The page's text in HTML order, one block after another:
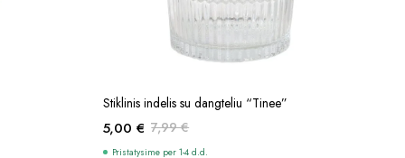
Į KREPŠELĮ
Stiklinis indelis su dangteliu “Tinee”
7,99€
Original
5,00€
Current
Pristatysime per 1-4 d.d.